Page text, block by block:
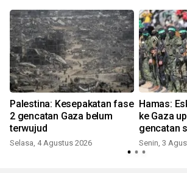
Palestina: Kesepakatan fase
2 gencatan Gaza belum
terwujud
Selasa, 4 Agustus 2026
Hamas:
ke Gaza
gencatan
Senin, 3